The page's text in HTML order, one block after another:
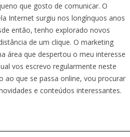
que gosto de comunicar. O
Internet surgiu nos longínquos anos
então, tenho explorado novos
de um clique. O marketing
área que despertou o meu interesse
vos escrevo regularmente neste
ao que se passa online, vou procurar
e conteúdos interessantes.